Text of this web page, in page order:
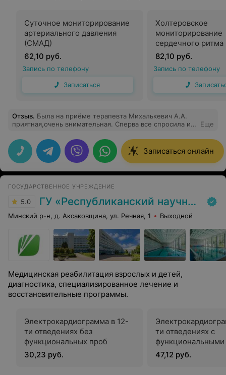
Суточное мониторирование
артериального давления
(СМАД)
62,10 руб.
Запись по телефону
Записаться
Холтеровское
мониторирование
сердечного
82,10 руб.
Запись по телефону
Отзыв. Была на приёме терапевта Михалькевич А.А.
приятная,очень внимательная. Сперва все спросила и
только потом писала. Обширно рассказала по болезни
и пояснила для чего назначает препараты и как они
работают. Спасибо за грамотную консультацию.
Еще
Записаться онлайн
ГОСУДАРСТВЕННОЕ УЧРЕЖДЕНИЕ
5.0 ГУ «Республиканский научно-практический центр медицинской экспертизы и реабилитаци»
Минский р-н, д. Аксаковщина, ул. Речная, 1 Выходной
Медицинская реабилитация взрослых и детей,
диагностика, специализированное лечение и
восстановительные программы.
Электрокардиограмма в 12-
ти отведениях без
функциональных проб
30,23 руб.
ти отведениях с
(за одну пробу)
47,12 руб.